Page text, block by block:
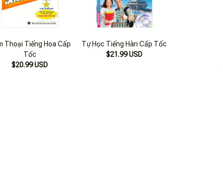
Thoại Tiếng Hoa Cấp
Tốc
$20.99 USD
Tự Học Tiếng Hàn Cấp Tốc
$21.99 USD